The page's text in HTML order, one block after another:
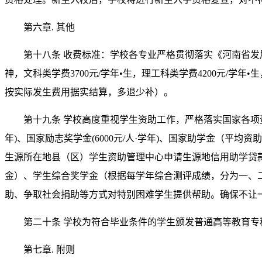
第六章. 其他
第十八条 收费标准：学校各专业严格贯彻落实《河南省
神，文科类学费3700元/学年•生，理工科类学费4200元/学年•
按实际发生费用据实结算，多退少补）。
第十九条 学校高度重视学生资助工作，严格落实国家各
年)、国家励志奖学金(6000元/人·学年)、国家助学金（平均
生源所在地县（区）学生资助管理中心申请生源地信用助学
金）、学生综合奖学金（根据每学年综合测评成绩，分为一
助、争取社会捐助等方式对特别困难学生提供帮助。确保不
第二十条 学校为符合毕业条件的学生颁发普通高等教育
第七章. 附则